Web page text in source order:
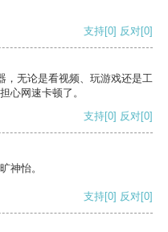
支持[0] 反对[0]
，无论是看视频、玩游戏还是工
心网速卡顿了。
支持[0] 反对[0]
神怡。
支持[0] 反对[0]